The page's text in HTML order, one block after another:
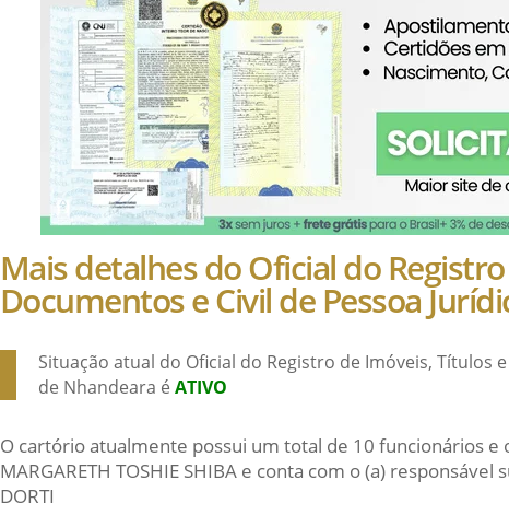
Mais detalhes do Oficial do
Documentos e Civil de Pessoa
Situação atual do Oficial do Registro de Imóveis, Títulos
de Nhandeara é ATIVO
O cartório atualmente possui um total de 10 funcionários e
MARGARETH TOSHIE SHIBA e conta com o (a) responsável
DORTI